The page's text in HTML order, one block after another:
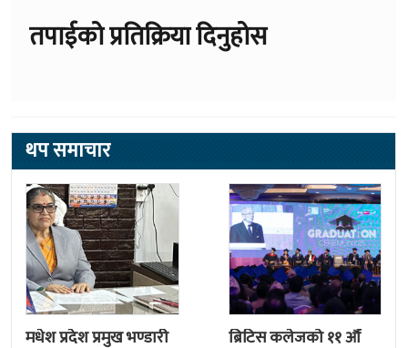
तपाईको प्रतिक्रिया दिनुहोस
थप समाचार
मधेश प्रदेश प्रमुख भण्डारी ब्रिटिस कलेजको ११ औँ